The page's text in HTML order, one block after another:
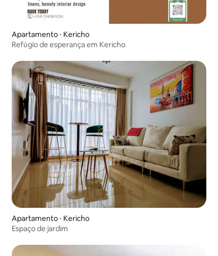
Apartamento ⋅ Kericho
Refúgio de esperança em Kericho
Apartamento ⋅ Kericho
Espaço de jardim